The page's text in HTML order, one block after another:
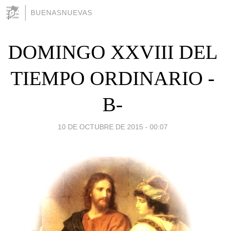
BUENASNUEVAS
DOMINGO XXVIII DEL
TIEMPO ORDINARIO -
B-
10 DE OCTUBRE DE 2015 - 00:07